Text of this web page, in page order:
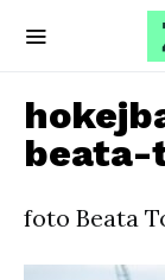
beata-
foto Beata